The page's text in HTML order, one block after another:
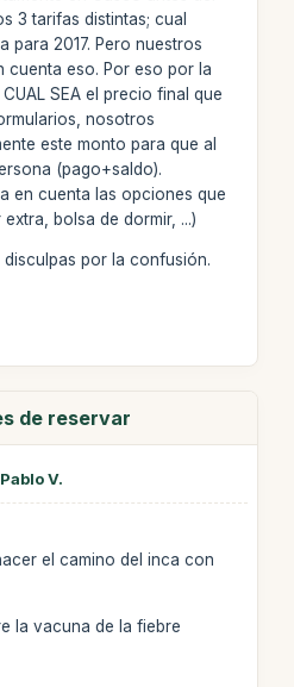
3 tarifas distintas; cual
para 2017. Pero nuestros
cuenta eso. Por eso por la
SEA el precio final que
nosotros
este monto para que al
(pago+saldo).
en cuenta las opciones que
bolsa de dormir, ...)
disculpas por la confusión.
de reservar
Pablo V.
el camino del inca con
la vacuna de la fiebre